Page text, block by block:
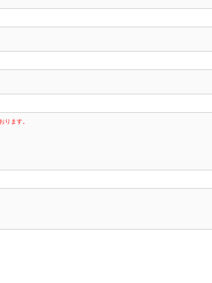
ります。